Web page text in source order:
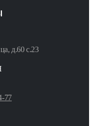
д.60 с.23
77